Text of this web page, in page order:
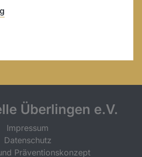
Überlingen e.V.
Impressum
Datenschutz
Präventionskonzept